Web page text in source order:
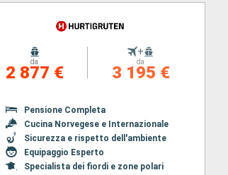
da
2 877 €
+
da
3 195 €
Pensione Completa
Cucina Norvegese e Internazionale
Sicurezza e rispetto dell'ambiente
Equipaggio Esperto
Specialista dei fiordi e zone polari